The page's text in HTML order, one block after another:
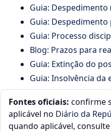
Guia:
Guia:
Guia: Processo
Blog: Prazos para
Guia: Extinção do
Guia: Insolvência da
Fontes oficiais: confirme
aplicável no Diário da
quando aplicável, consulte